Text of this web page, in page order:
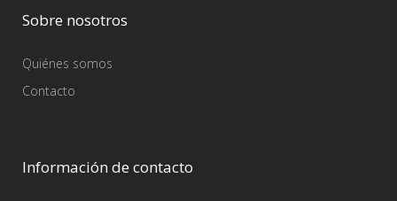
Sobre nosotros
Quiénes somos
Contacto
Información de contacto